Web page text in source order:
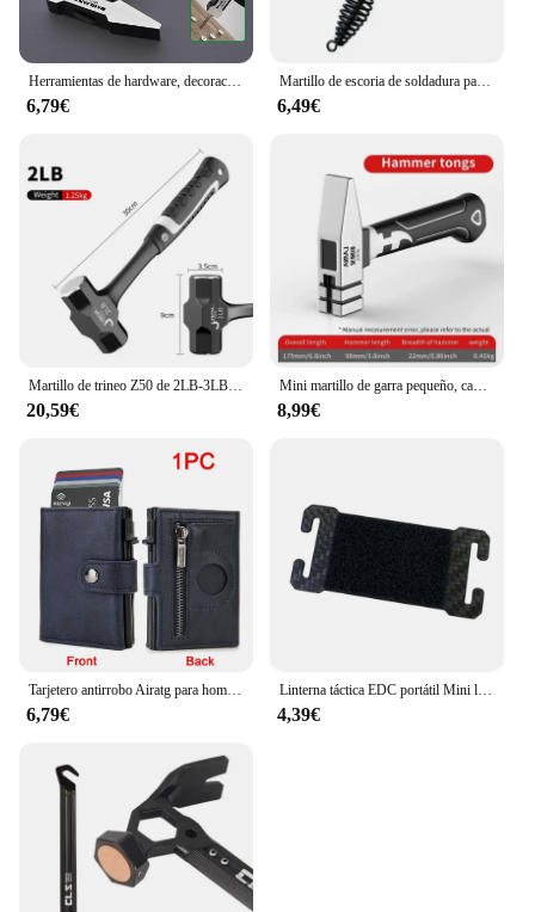
Herramientas de hardware, decoración de construcción, martillo de cabeza plana 200 g, martillo de pico de pato recubierto de plástico, cabeza de martillo 500 g, martillo instalador
6,79€
Martillo de escoria de soldadura para desoxidación, mango de resorte de acero rico en carbono, martillos de soldador, martillo de electricista, martillo de astillado de escoria de soldadura
6,49€
Martillo de trineo Z50 de 2LB-3LB, martillo de grietas de perforación de ladrillos de acero forjado de una pieza de alta resistencia, martillo de ingeniero de construcción
20,59€
Mini martillo de garra pequeño, cabeza de ajuste, martillo octogonal, martillo de uñas integrado multifuncional, martillo de clavos para carpintería
8,99€
Tarjetero antirrobo Airatg para hombre, billetera para tarjetas bancarias, billeteras minimalistas Rfid para Airtag Air Tag Tracker Choice
6,79€
Linterna táctica EDC portátil Mini luz o placa de bucle de gancho Camping senderismo luz intermitente de seguridad para correa de mochila de 25mm
4,39€